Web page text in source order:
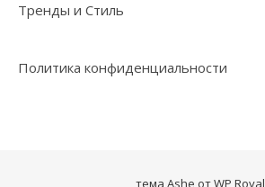
Тренды и Стиль
Политика конфиденциальности
тема Ashe отWP Royal